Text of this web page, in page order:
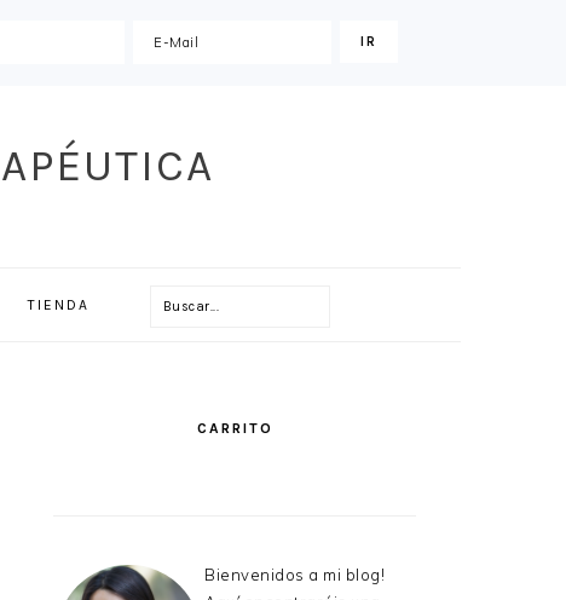
TIENDA Buscar...
CARRITO
Bienvenidos a mi blog!